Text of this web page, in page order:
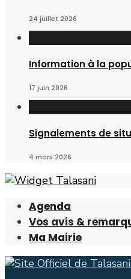
24 juillet 2026
Information à la
17 juin 2026
Signalements de
4 mars 2026
Agenda
Vos avis &
Ma Mairie